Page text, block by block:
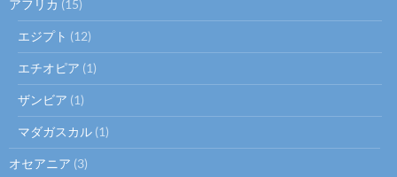
ン
アフリカ (15)
エジプト (12)
エチオピア (1)
ザンビア (1)
マダガスカル (1)
オセアニア (3)